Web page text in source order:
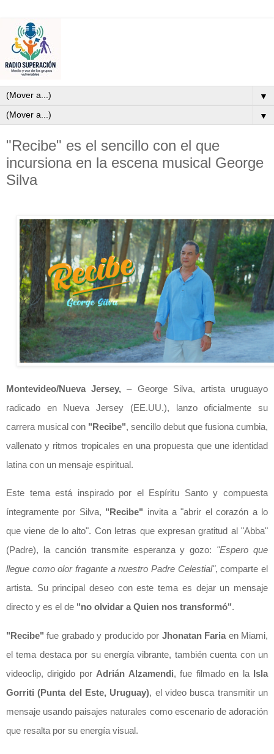
▼
▼
"Recibe" es el sencillo con el que
incursiona en la escena musical George
Silva
Montevideo/Nueva Jersey, – George Silva, artista uruguayo
radicado en Nueva Jersey (EE.UU.), lanzo oficialmente su
carrera musical con "Recibe", sencillo debut que fusiona cumbia,
vallenato y ritmos tropicales en una propuesta que une identidad
latina con un mensaje espiritual.
Este tema está inspirado por el Espíritu Santo y compuesta
íntegramente por Silva, "Recibe" invita a "abrir el corazón a lo
que viene de lo alto". Con letras que expresan gratitud al "Abba"
(Padre), la canción transmite esperanza y gozo: "Espero que
llegue como olor fragante a nuestro Padre Celestial", comparte el
artista. Su principal deseo con este tema es dejar un mensaje
directo y es el de "no olvidar a Quien nos transformó".
"Recibe" fue grabado y producido por Jhonatan Faria en Miami,
el tema destaca por su energía vibrante, también cuenta con un
videoclip, dirigido por Adrián Alzamendi, fue filmado en la
Isla
Gorriti (Punta del Este, Uruguay), el video busca transmitir un
mensaje usando paisajes naturales como escenario de adoración
que resalta por su energía visual.